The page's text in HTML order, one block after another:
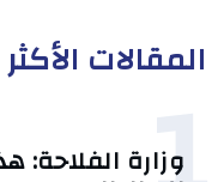
المقالات
وزارة الفلاحة: